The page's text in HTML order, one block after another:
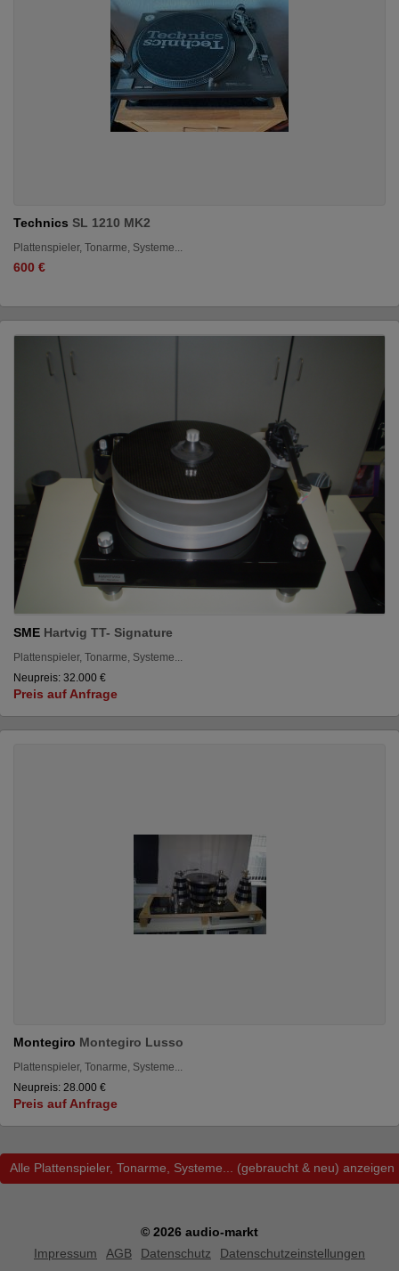
Technics SL 1210 MK2
Plattenspieler, Tonarme, Systeme...
600 €
SME Hartvig TT- Signature
Plattenspieler, Tonarme, Systeme...
Neupreis: 32.000 €
Preis auf Anfrage
Montegiro Montegiro Lusso
Plattenspieler, Tonarme, Systeme...
Neupreis: 28.000 €
Preis auf Anfrage
Alle Plattenspieler, Tonarme, Systeme... (gebraucht & neu) anzeigen
© 2026 audio-markt
Impressum
AGB Datenschutz Datenschutzeinstellungen